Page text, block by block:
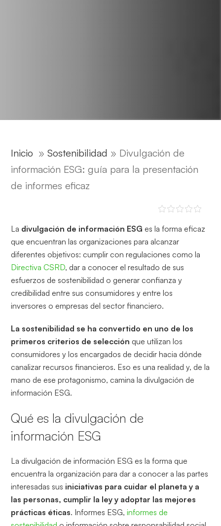
Inicio »Sostenibilidad » Divulgación de
información ESG: guía para la presentación
de informes eficaz
La divulgación de información ESG es la forma eficaz
que encuentran las organizaciones para alcanzar
diferentes objetivos: cumplir con regulaciones como la
Directiva CSRD, dar a conocer el resultado de sus
esfuerzos de sostenibilidad o generar confianza y
credibilidad entre sus consumidores y entre los
inversores o empresas del sector financiero.
La sostenibilidad se ha convertido en uno de los
primeros criterios de selecciónque utilizan los
consumidores y los encargados de decidir hacia dónde
canalizar recursos financieros. Eso es una realidad y, de la
mano de ese protagonismo, camina la divulgación de
información ESG.
Qué es la divulgación de
información ESG
La divulgación de información ESG es la forma que
encuentra la organización para dar a conocer a las partes
interesadas sus iniciativas para cuidar el planeta y a
las personas, cumplir la ley y adoptar las mejores
prácticas éticas. Informes ESG,informes de